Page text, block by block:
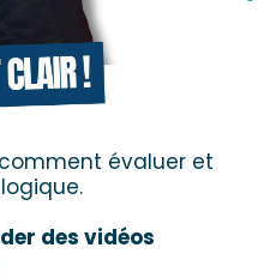
évaluer et
des vidéos